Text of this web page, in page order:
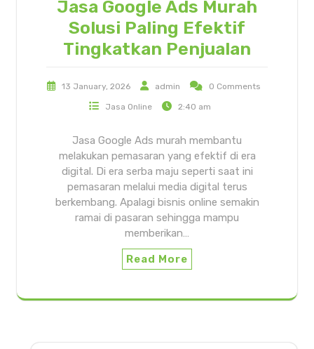
Jasa Google Ads Murah
Solusi Paling Efektif
Tingkatkan Penjualan
13 January, 2026 admin 0 Comments
Jasa Online 2:40 am
Jasa Google Ads murah membantu
melakukan pemasaran yang efektif di era
digital. Di era serba maju seperti saat ini
pemasaran melalui media digital terus
berkembang. Apalagi bisnis online semakin
ramai di pasaran sehingga mampu
memberikan…
Read More